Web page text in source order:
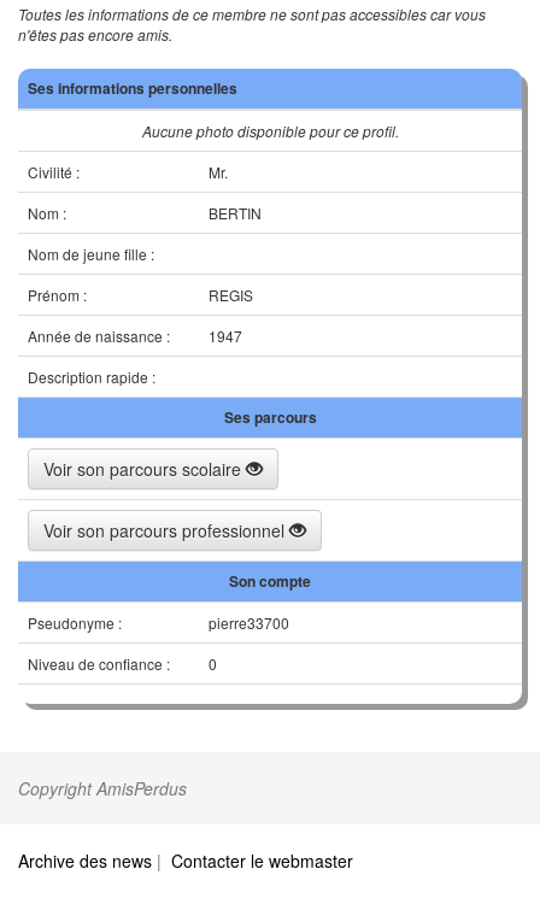
Toutes les informations de ce membre ne sont pas accessibles car vous
n'êtes pas encore amis.
Ses informations personnelles
Aucune photo disponible pour ce profil.
Civilité :
Mr.
Nom :
BERTIN
Nom de jeune fille :
Prénom :
REGIS
Année de naissance :
1947
Description rapide :
Ses parcours
Voir son parcours scolaire
Voir son parcours professionnel
Son compte
Pseudonyme :
pierre33700
Niveau de confiance :
0
Copyright AmisPerdus
Archive des news | Contacter le webmaster